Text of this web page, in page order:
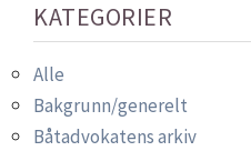
KATEGORIER
Alle
Bakgrunn/generelt
Båtadvokatens arkiv